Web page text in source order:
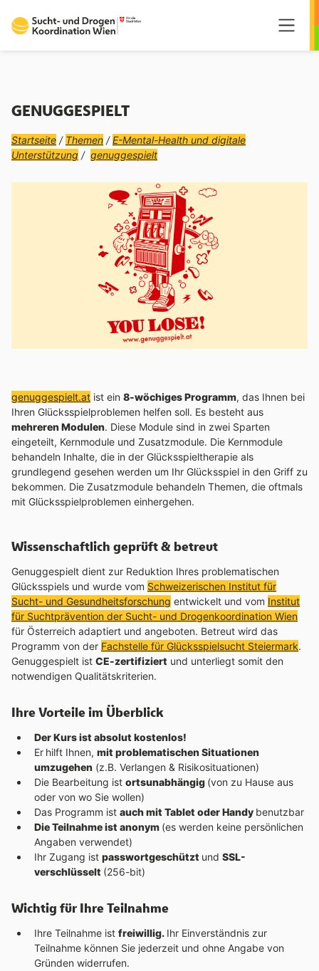
GENUGGESPIELT
Startseite / Themen /E-Mental-Health und digitale
Unterstützung / genuggespielt
genuggespielt.at ist ein 8-wöchiges Programm, das Ihnen bei
Ihren Glücksspielproblemen helfen soll. Es besteht aus
mehreren Modulen. Diese Module sind in zwei Sparten
eingeteilt, Kernmodule und Zusatzmodule. Die Kernmodule
behandeln Inhalte, die in der Glücksspieltherapie als
grundlegend gesehen werden um Ihr Glücksspiel in den Griff zu
bekommen. Die Zusatzmodule behandeln Themen, die oftmals
mit Glücksspielproblemen einhergehen.
Wissenschaftlich geprüft & betreut
Genuggespielt dient zur Reduktion Ihres problematischen
Glücksspiels und wurde vom Schweizerischen Institut für
Sucht- und Gesundheitsforschung entwickelt und vom Institut
für Suchtprävention der Sucht- und Drogenkoordination Wien
für Österreich adaptiert und angeboten. Betreut wird das
Programm von der Fachstelle für Glücksspielsucht Steiermark.
Genuggespielt ist CE-zertifiziert und unterliegt somit den
notwendigen Qualitätskriterien.
Ihre Vorteile im Überblick
Der Kurs ist absolut kostenlos!
Er hilft Ihnen, mit problematischen Situationen
umzugehen (z.B. Verlangen & Risikosituationen)
Die Bearbeitung ist ortsunabhängig (von zu Hause aus
oder von wo Sie wollen)
Das Programm ist auch mit Tablet oder Handy benutzbar
Die Teilnahme ist anonym (es werden keine persönlichen
Angaben verwendet)
Ihr Zugang ist passwortgeschützt und SSL-
verschlüsselt (256-bit)
Wichtig für Ihre Teilnahme
Ihre Teilnahme ist freiwillig. Ihr Einverständnis zur
Teilnahme können Sie jederzeit und ohne Angabe von
Gründen widerrufen.